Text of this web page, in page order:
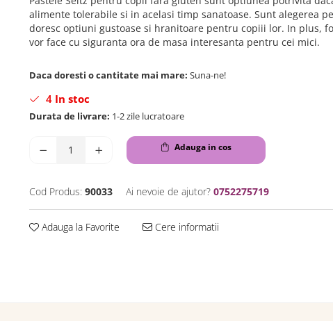
alimente tolerabile si in acelasi timp sanatoase. Sunt alegerea
doresc optiuni gustoase si hranitoare pentru copiii lor. In plus,
vor face cu siguranta ora de masa interesanta pentru cei mici.
Daca doresti o cantitate mai mare: Suna-ne!
4 In stoc
Durata de livrare: 1-2 zile lucratoare
Adauga in cos
Cod Produs: 90033 Ai nevoie de ajutor? 0752275719
Adauga la Favorite Cere informatii